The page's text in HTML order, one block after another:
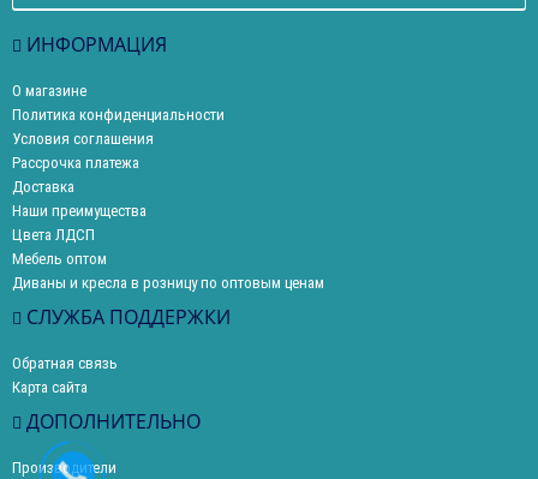
ИНФОРМАЦИЯ
О магазине
Политика конфиденциальности
Условия соглашения
Рассрочка платежа
Доставка
Наши преимущества
Цвета ЛДСП
Мебель оптом
Диваны и кресла в розницу по оптовым ценам
СЛУЖБА ПОДДЕРЖКИ
Обратная связь
Карта сайта
ДОПОЛНИТЕЛЬНО
Производители